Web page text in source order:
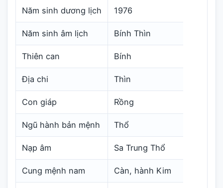
Năm sinh dương lịch 1976
Năm sinh âm lịch Bính Thìn
Thiên can Bính
Địa chi Thìn
Con giáp Rồng
Ngũ hành bản mệnh Thổ
Nạp âm Sa Trung Thổ
Cung mệnh nam Càn, hành Kim